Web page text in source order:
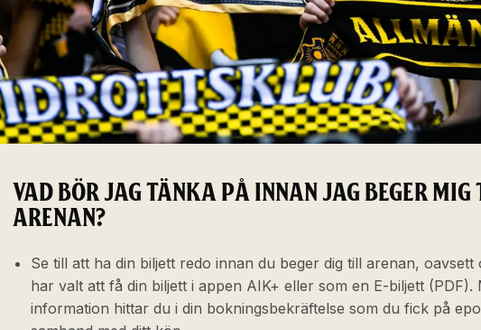
VAD BÖR JAG TÄNKA PÅ INNAN JAG BEGER MIG
ARENAN?
Se till att ha din biljett redo innan du beger dig till arenan, oavsett
har valt att få din biljett i appen AIK+ eller som en E-biljett (PDF).
information hittar du i din bokningsbekräftelse som du fick på